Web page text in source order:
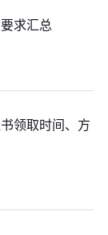
求汇总
领取时间、方